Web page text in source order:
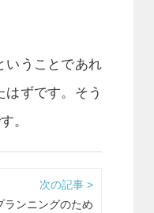
いうことであれ
ずです。そう
。
次の記事 >
ランニングのため